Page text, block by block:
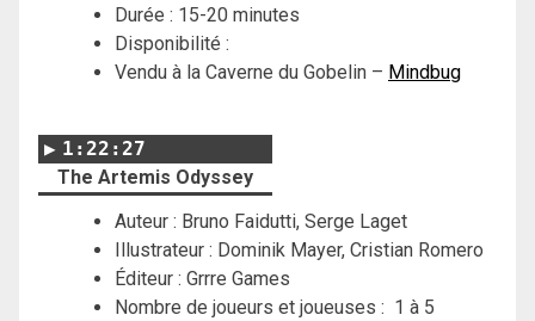
Durée : 15-20 minutes
Disponibilité :
Vendu à la Caverne du Gobelin – Mindbug
1:22:27
The Artemis Odyssey
Auteur : Bruno Faidutti, Serge Laget
Illustrateur : Dominik Mayer, Cristian Romero
Éditeur : Grrre Games
Nombre de joueurs et joueuses : 1 à 5